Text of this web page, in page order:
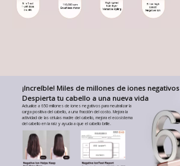
¡Increíble! Miles de millones de iones negativos
Despierta tu cabello a una nueva vida
Actualice a 650 millones de iones negativos para neutralizar la
carga positiva del cabello, a una fracción del costo. Mejora la
actividad de las células madre del cabello, mejora el ecosistema
del cabello en la raíz y ayuda a que el cabello brille.